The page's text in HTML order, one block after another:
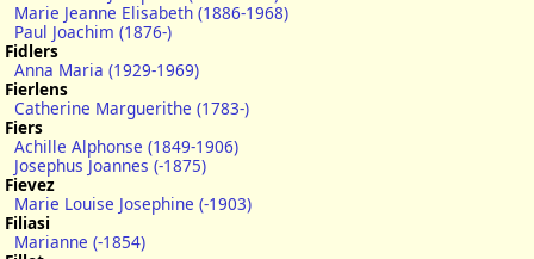
Marie Jeanne Elisabeth (1886-1968)
Paul Joachim (1876-)
Fidlers
Anna Maria (1929-1969)
Fierlens
Catherine Marguerithe (1783-)
Fiers
Achille Alphonse (1849-1906)
Josephus Joannes (-1875)
Fievez
Marie Louise Josephine (-1903)
Filiasi
Marianne (-1854)